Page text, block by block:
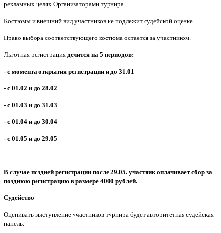
рекламных целях Организаторами турнира.
Костюмы и внешний вид участников не подлежит судейской оценке.
Право выбора соответствующего костюма остается за участником.
Льготная регистрация делится на 5 периодов:
- с момента открытия регистрации и до 31.01
- с 01.02 и до 28.02
- с 01.03 и до 31.03
- с 01.04 и до 30.04
- с 01.05 и до 29.05
В случае поздней регистрации после 29.05. участник оплачивает сбор за
позднюю регистрацию в размере 4000 рублей.
Судейство
Оценивать выступление участников турнира будет авторитетная судейская
панель.